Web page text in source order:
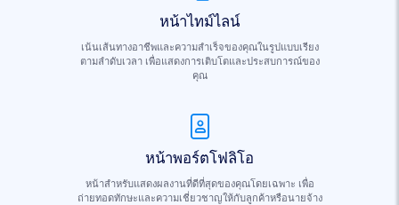
หน้าไทม์ไลน์
เน้นเส้นทางอาชีพและความสำเร็จของคุณในรูปแบบเรียง
ตามลำดับเวลา เพื่อแสดงการเติบโตและประสบการณ์ของ
คุณ
หน้าพอร์ตโฟลิโอ
หน้าสำหรับแสดงผลงานที่ดีที่สุดของคุณโดยเฉพาะ เพื่อ
ถ่ายทอดทักษะและความเชี่ยวชาญให้กับลูกค้าหรือนายจ้าง